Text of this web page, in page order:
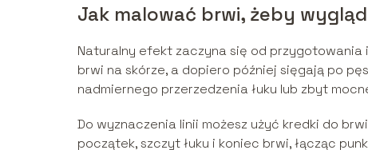
Jak malować brwi, żeby
Naturalny efekt zaczyna się od przygotowania
brwi na skórze, a dopiero później sięgają po
nadmiernego przerzedzenia łuku lub zbyt
Do wyznaczenia linii możesz użyć kredki do
początek, szczyt łuku i koniec brwi, łącząc